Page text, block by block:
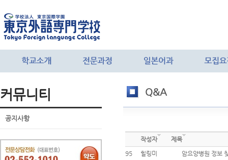
커뮤니티
공지사항
Q&A
작성자
제목
95
힐링미
암요양병원 정보